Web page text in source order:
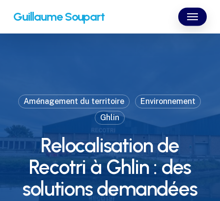
main
Guillaume Soupart Menu
Aménagement du territoire
Environnement
Ghlin
Relocalisation de
Recotri à Ghlin : des
solutions demandées